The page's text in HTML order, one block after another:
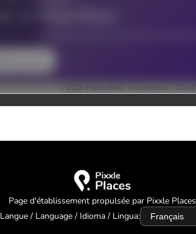
Page d'établissement propulsée par Pixxle Places
Langue / Language / Idioma / Lingua: